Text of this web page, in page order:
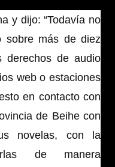
y dijo: “Todavía no
sobre más de diez
derechos de audio
web o estaciones
en contacto con
de Beihe con
novelas, con la
de manera